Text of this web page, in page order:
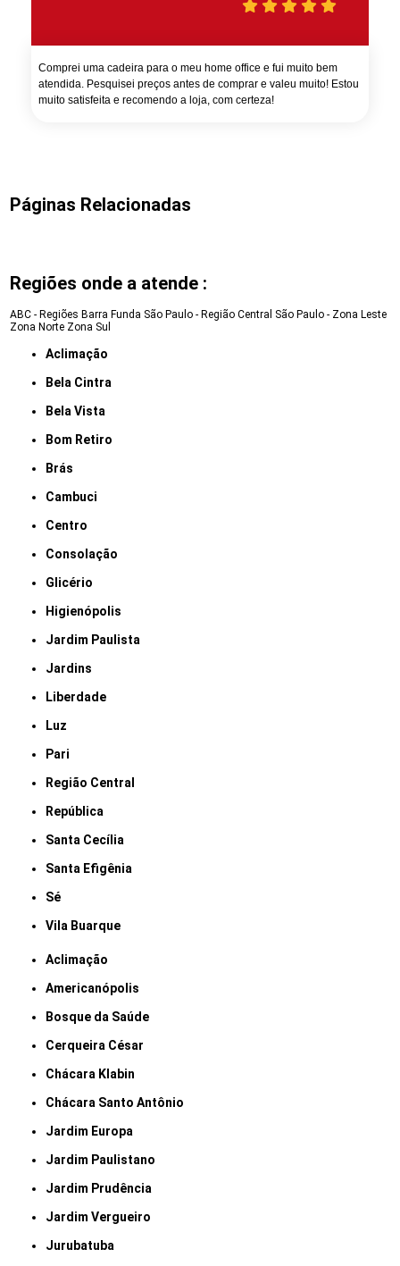
Comprei uma cadeira para o meu home office e fui muito bem
atendida. Pesquisei preços antes de comprar e valeu muito! Estou
muito satisfeita e recomendo a loja, com certeza!
Páginas Relacionadas
Regiões onde a atende :
ABC - Regiões Barra Funda São Paulo - Região Central São Paulo - Zona Leste
Zona Norte Zona Sul
Aclimação
Bela Cintra
Bela Vista
Bom Retiro
Brás
Cambuci
Centro
Consolação
Glicério
Higienópolis
Jardim Paulista
Jardins
Liberdade
Luz
Pari
Região Central
República
Santa Cecília
Santa Efigênia
Sé
Vila Buarque
Aclimação
Americanópolis
Bosque da Saúde
Cerqueira César
Chácara Klabin
Chácara Santo Antônio
Jardim Europa
Jardim Paulistano
Jardim Prudência
Jardim Vergueiro
Jurubatuba